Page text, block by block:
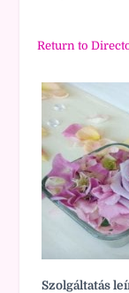
Return to
Szolgáltatás